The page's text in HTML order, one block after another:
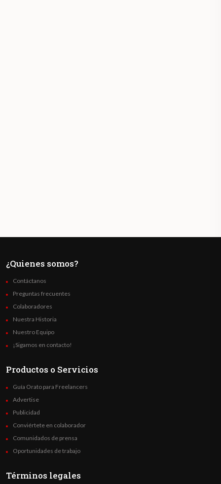
¿Quienes somos?
Contáctanos
Preguntas frecuentes
Colaboradores
Nuestra Historia
Nuestro Equipo
¡Sigamos en contacto!
Productos o Servicios
Guía Orato para Freelancers
Advertise
Publicidad
Conviértete en colaborador
Comunidados de prensa
Oportunidades de trabajo
Términos legales